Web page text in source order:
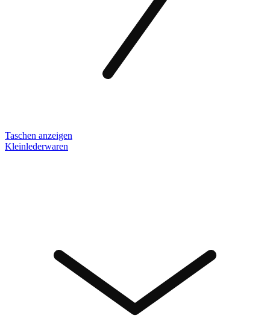
Taschen anzeigen
Kleinlederwaren